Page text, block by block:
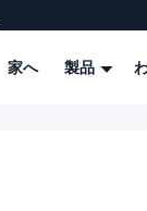
家へ 製品